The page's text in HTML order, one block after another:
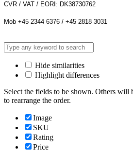
CVR / VAT / EORI: DK38730762
Mob +45 2344 6376 / +45 2818 3031
Hide similarities
Highlight differences
Select the fields to be shown. Others will
to rearrange the order.
Image
SKU
Rating
Price